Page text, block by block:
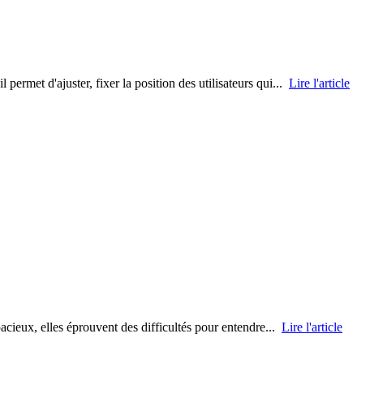
permet d'ajuster, fixer la position des utilisateurs qui... Lire l'article
elles éprouvent des difficultés pour entendre... Lire l'article